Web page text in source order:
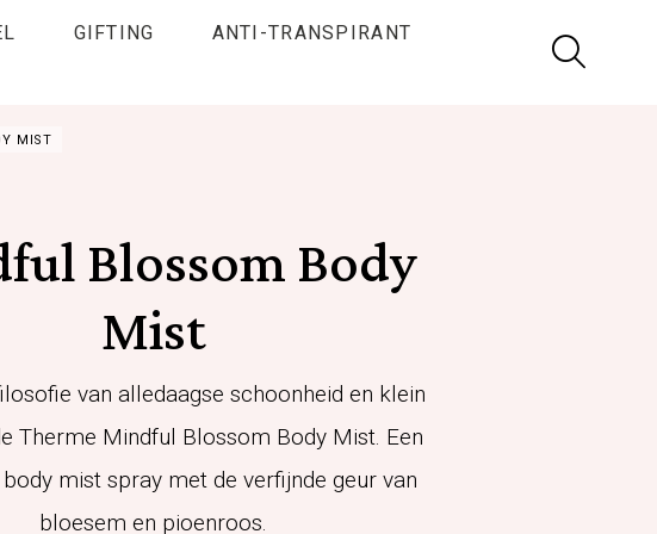
GIFTING
ANTI-TRANSPIRANT
naar
MIST
Blossom Body
Mist
van alledaagse schoonheid en klein
Therme Mindful Blossom Body Mist. Een
mist spray met de verfijnde geur van
bloesem en pioenroos.